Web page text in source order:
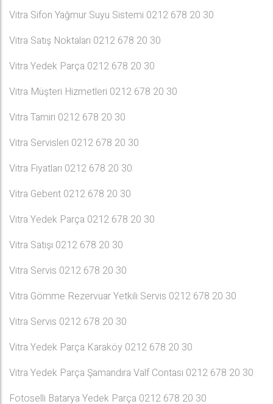
Vitra Sifon Yağmur Suyu Sistemi 0212 678 20 30
Vitra Satış Noktaları 0212 678 20 30
Vitra Yedek Parça 0212 678 20 30
Vitra Müşteri Hizmetleri 0212 678 20 30
Vitra Tamiri 0212 678 20 30
Vitra Servisleri 0212 678 20 30
Vitra Fiyatları 0212 678 20 30
Vitra Geberıt 0212 678 20 30
Vitra Yedek Parça 0212 678 20 30
Vitra Satışı 0212 678 20 30
Vitra Servis 0212 678 20 30
Vitra Gömme Rezervuar Yetkili Servis 0212 678 20 30
Vitra Servis 0212 678 20 30
Vitra Yedek Parça Karaköy 0212 678 20 30
Vitra Yedek Parça Şamandıra Valf Contası 0212 678 20 30
Fotoselli Batarya Yedek Parça 0212 678 20 30